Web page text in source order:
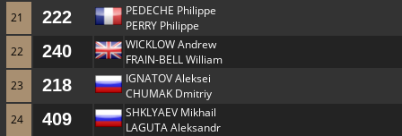
21
222
PEDECHE Philippe
PERRY Philippe
22
240
WICKLOW Andrew
FRAIN-BELL William
23
218
IGNATOV Aleksei
CHUMAK Dmitriy
24
409
SHKLYAEV Mikhail
LAGUTA Aleksandr